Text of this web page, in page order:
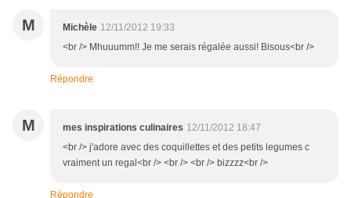
M Michèle 12/11/2012 19:33
<br /> Mhuuumm!! Je me serais régalée aussi! Bisous<br />
Répondre
M mes inspirations culinaires 12/11/2012 18:47
<br /> j'adore avec des coquillettes et des petits legumes c
vraiment un regal<br /> <br /> <br /> bizzzz<br />
Répondre